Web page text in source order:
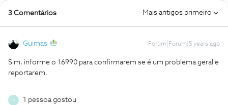
3 Comentários Mais antigos primeiro
Guimas Forum|Forum|5 years ago
Sim, informe o 16990 para confirmarem se é um problema geral e
reportarem.
A 1 pessoa gostou